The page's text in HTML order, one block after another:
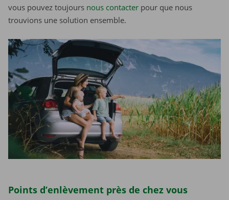
vous pouvez toujours nous contacter pour que nous
trouvions une solution ensemble.
Points d’enlèvement près de chez vous